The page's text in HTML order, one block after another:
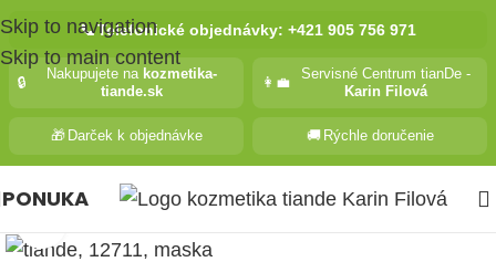
Skip to navigation
Skip to main content
📞Telefonické objednávky: +421 905 756 971
🔒
Nakupujete na kozmetika-
tiande.sk
👩‍💼
Servisné Centrum tianDe -
Karin Filová
🎁 Darček k objednávke 🚚 Rýchle doručenie
PONUKA